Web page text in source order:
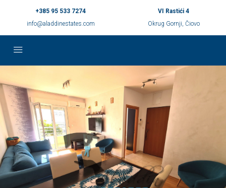
+385 95 533 7274
info@aladdinestates.com
VI Rastići 4
Okrug Gornji, Čiovo